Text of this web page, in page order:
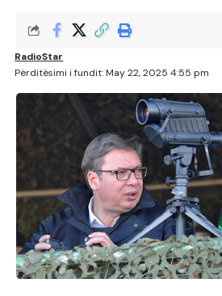
Përditësimi i fundit: May 22, 2025 4:55 pm
RadioStar